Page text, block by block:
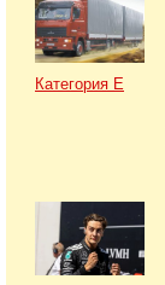
Категория Е